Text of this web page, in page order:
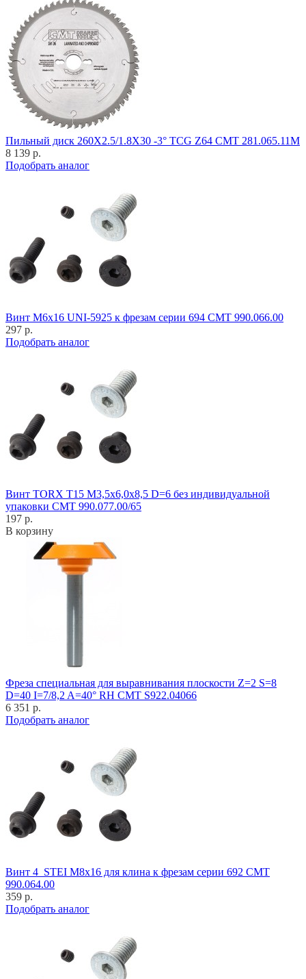
Пильный диск 260X2.5/1.8X30 -3° TCG Z64 CMT 281.065.11M
8 139 р.
Подобрать аналог
Винт M6x16 UNI-5925 к фрезам серии 694 CMT 990.066.00
297 р.
Подобрать аналог
Винт TORX T15 M3,5x6,0x8,5 D=6 без индивидуальной
упаковки CMT 990.077.00/65
197 р.
В корзину
Фреза специальная для выравнивания плоскости Z=2 S=8
D=40 I=7/8,2 A=40° RH CMT S922.04066
6 351 р.
Подобрать аналог
Винт 4_STEI M8x16 для клина к фрезам серии 692 CMT
990.064.00
359 р.
Подобрать аналог